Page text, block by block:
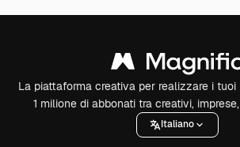
La piattaforma creativa per realizzare i
1 milione di abbonati tra creativi,
Italiano